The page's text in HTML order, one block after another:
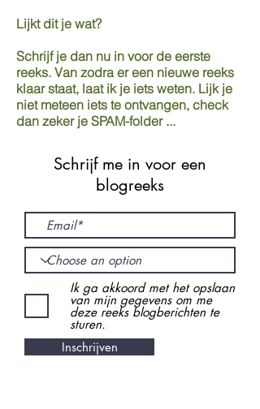
Lijkt dit je wat?
Schrijf je dan nu in voor de eerste
reeks. Van zodra er een nieuwe reeks
klaar staat, laat ik je iets weten. Lijk je
niet meteen iets te ontvangen, check
dan zeker je SPAM-folder ...
Schrijf me in voor een
blogreeks
Ik ga akkoord met het opslaan
van mijn gegevens om me
deze reeks blogberichten te
sturen.
Inschrijven